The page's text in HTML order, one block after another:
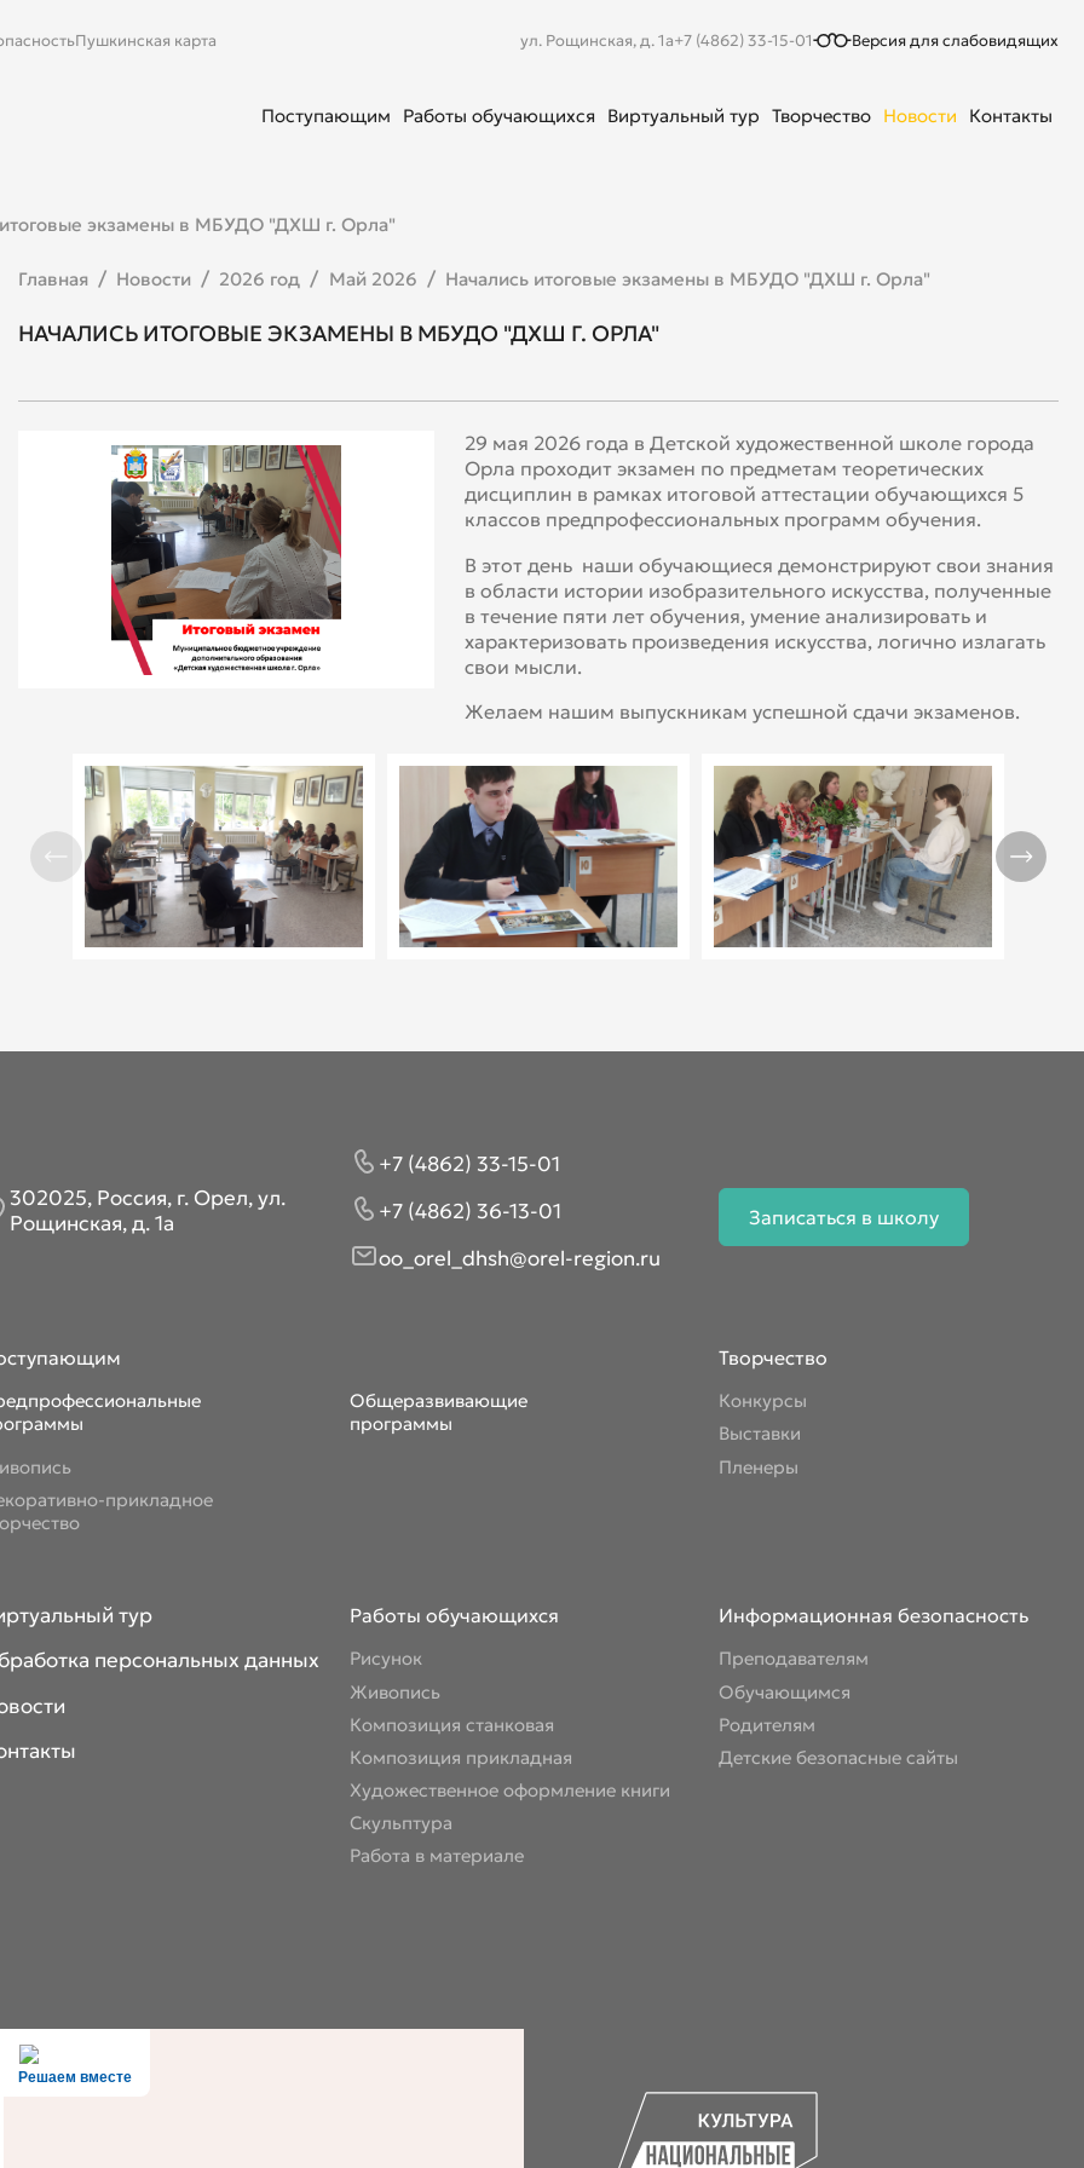
Пушкинская карта ул. Рощинская, д. 1а+7 (4862) 33-15-01 Версия для слабовидящих
Поступающим Работы обучающихся Виртуальный тур Творчество Новости Контакты
итоговые экзамены в МБУДО "ДХШ г. Орла"
Главная Новости 2026 год Май 2026 Начались итоговые экзамены в МБУДО "ДХШ г. Орла"
НАЧАЛИСЬ ИТОГОВЫЕ ЭКЗАМЕНЫ В МБУДО "ДХШ Г. ОРЛА"
29 мая 2026 года в Детской художественной школе города
Орла проходит экзамен по предметам теоретических
дисциплин в рамках итоговой аттестации обучающихся 5
классов предпрофессиональных программ обучения.
В этот день наши обучающиеся демонстрируют свои знания
в области истории изобразительного искусства, полученные
в течение пяти лет обучения, умение анализировать и
характеризовать произведения искусства, логично излагать
свои мысли.
Желаем нашим выпускникам успешной сдачи экзаменов.
302025, Россия, г. Орел, ул.
Рощинская, д. 1а
+7 (4862) 33-15-01
+7 (4862) 36-13-01
oo_orel_dhsh@orel-region.ru
Записаться в школу
прикладное
Общеразвивающие
программы
Творчество
Конкурсы
Выставки
Пленеры
тур
персональных данных
Работы обучающихся
Рисунок
Живопись
Композиция станковая
Композиция прикладная
Художественное оформление книги
Скульптура
Работа в материале
Информационная безопасность
Преподавателям
Обучающимся
Родителям
Детские безопасные сайты
Решаем вместе